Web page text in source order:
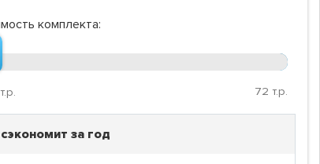
комплекта:
т.р. 72 т.р.
за год